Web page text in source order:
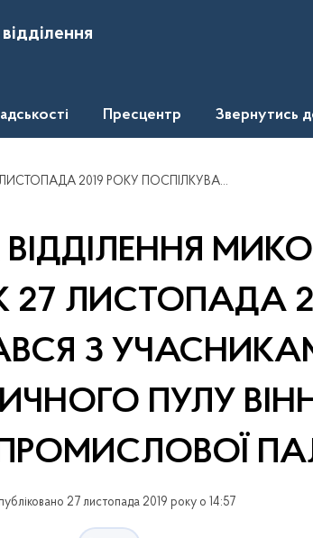
Пресцентр Звернутись
СЕСІЇ ЕНЕРГЕТИЧНОГО ПУЛУ ВІННИЦЬКОЇ ТОРГОВО-ПРОМИСЛОВОЇ ПАЛАТИ
ЛИСТОПАДА
З
ПУЛУ
27 листопада 2019 року о 14:57